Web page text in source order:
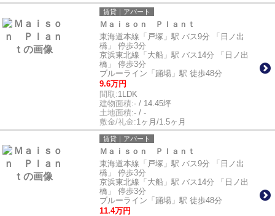
賃貸｜アパート
Ｍａｉｓｏｎ Ｐｌａｎｔ
東海道本線「戸塚」駅 バス9分 「日ノ出
橋」 停歩3分
京浜東北線「大船」駅 バス14分 「日ノ出
橋」 停歩3分
ブルーライン「踊場」駅 徒歩48分
9.6万円
間取:1LDK
建物面積:- / 14.45坪
土地面積:- / -
敷金/礼金:1ヶ月/1.5ヶ月
賃貸｜アパート
Ｍａｉｓｏｎ Ｐｌａｎｔ
東海道本線「戸塚」駅 バス9分 「日ノ出
橋」 停歩3分
京浜東北線「大船」駅 バス14分 「日ノ出
橋」 停歩3分
ブルーライン「踊場」駅 徒歩48分
11.4万円